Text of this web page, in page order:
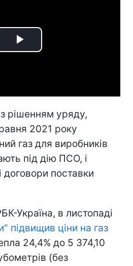
Play
рішенням уряду,
2021 року
газ для виробників
під дію ПСО, і
договори поставки
Україна, в листопаді
підвищив ціни на газ
24,4% до 5 374,10
(без